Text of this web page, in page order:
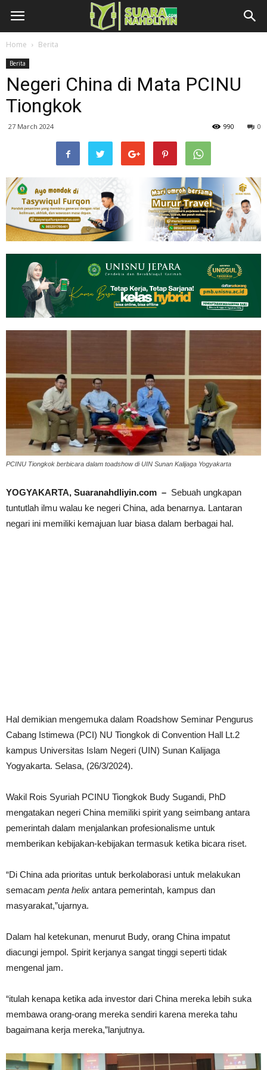
Home Berita
Berita
Negeri China di Mata PCINU
Tiongkok
27 March 2024 0
990
PCINU Tiongkok berbicara dalam toadshow di UIN Sunan Kalijaga Yogyakarta
YOGYAKARTA, Suaranahdliyin.com – Sebuah ungkapan
tuntutlah ilmu walau ke negeri China, ada benarnya. Lantaran
negari ini memiliki kemajuan luar biasa dalam berbagai hal.
Hal demikian mengemuka dalam Roadshow Seminar Pengurus
Cabang Istimewa (PCI) NU Tiongkok di Convention Hall Lt.2
kampus Universitas Islam Negeri (UIN) Sunan Kalijaga
Yogyakarta. Selasa, (26/3/2024).
Wakil Rois Syuriah PCINU Tiongkok Budy Sugandi, PhD
mengatakan negeri China memiliki spirit yang seimbang antara
pemerintah dalam menjalankan profesionalisme untuk
memberikan kebijakan-kebijakan termasuk ketika bicara riset.
“Di China ada prioritas untuk berkolaborasi untuk melakukan
semacam penta helix antara pemerintah, kampus dan
masyarakat,”ujarnya.
Dalam hal ketekunan, menurut Budy, orang China impatut
diacungi jempol. Spirit kerjanya sangat tinggi seperti tidak
mengenal jam.
“itulah kenapa ketika ada investor dari China mereka lebih suka
membawa orang-orang mereka sendiri karena mereka tahu
bagaimana kerja mereka,”lanjutnya.